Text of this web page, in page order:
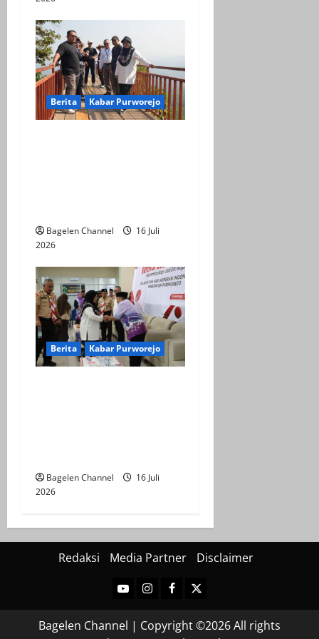
Berita Kabar Purworejo
Bagelen Channel
16 Juli
2026
Berita Kabar Purworejo
Bagelen Channel
16 Juli
2026
Redaksi Media Partner Disclaimer
YoutubeInstagram
Facebook
Twitter
Bagelen Channel | Copyright ©2026 All rights